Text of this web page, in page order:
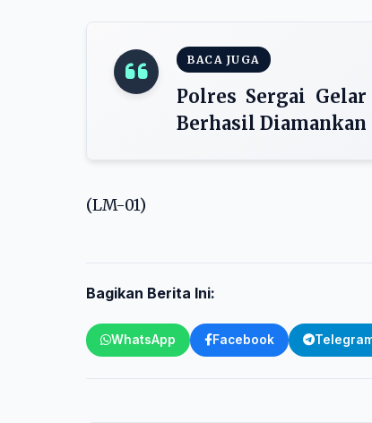
BACA JUGA
Polres Sergai
Berhasil Diamankan
(LM-01)
Bagikan Berita Ini:
WhatsApp Facebook